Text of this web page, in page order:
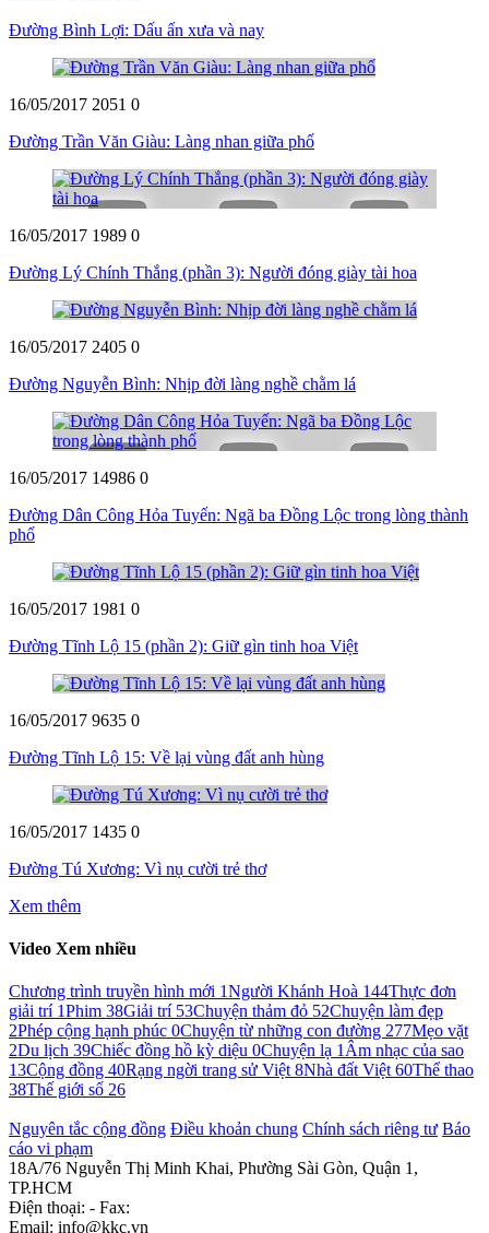
Đường Bình Lợi: Dấu ấn xưa và nay
16/05/2017 2051 0
Đường Trần Văn Giàu: Làng nhan giữa phố
16/05/2017 1989 0
Đường Lý Chính Thắng (phần 3): Người đóng giày tài hoa
16/05/2017 2405 0
Đường Nguyễn Bình: Nhịp đời làng nghề chằm lá
16/05/2017 14986 0
Đường Dân Công Hỏa Tuyến: Ngã ba Đồng Lộc trong lòng thành
phố
16/05/2017 1981 0
Đường Tĩnh Lộ 15 (phần 2): Giữ gìn tinh hoa Việt
16/05/2017 9635 0
Đường Tĩnh Lộ 15: Về lại vùng đất anh hùng
16/05/2017 1435 0
Đường Tú Xương: Vì nụ cười trẻ thơ
Xem thêm
Video Xem nhiều
Chương trình truyền hình mới 1Người Khánh Hoà 144Thực đơn
giải trí 1Phim 38Giải trí 53Chuyện thảm đỏ 52Chuyện làm đẹp
2Phép cộng hạnh phúc 0Chuyện từ những con đường 277Mẹo vặt
2Du lịch 39Chiếc đồng hồ kỳ diệu 0Chuyện lạ 1 Âm nhạc của sao
13Cộng đồng 40Rạng ngời trang sử Việt 8Nhà đất Việt 60Thể thao
38Thế giới số 26
Nguyên tắc cộng đồng Điều khoản chung Chính sách riêng tư Báo
cáo vi phạm
18A/76 Nguyễn Thị Minh Khai, Phường Sài Gòn, Quận 1,
TP.HCM
Điện thoại: - Fax:
Email: info@kkc.vn